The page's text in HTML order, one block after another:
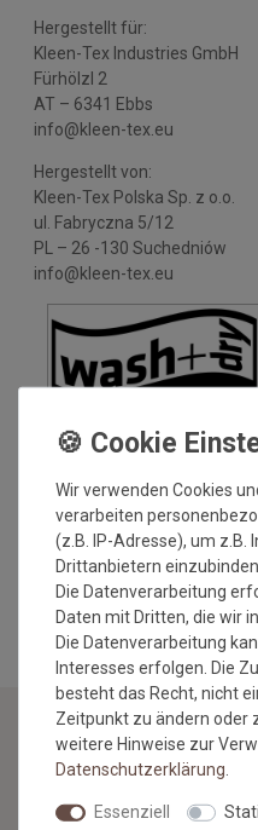
Hergestellt für:
Kleen-Tex Industries GmbH
Fürhölzl 2
AT – 6341 Ebbs
info@kleen-tex.eu
Hergestellt von:
Kleen-Tex Polska Sp. z o.o.
ul. Fabryczna 5/12
PL – 26 -130 Suchedniów
info@kleen-tex.eu
MEHR INFORMATIONEN
NEWSLETTER
Wir verwenden Cookies
verarbeiten
(z.B. IP-Adresse), um z.B.
Drittanbietern
Die Datenverarbeitung
Daten mit Dritten, die wir
Die Datenverarbeitung
Interesses erfolgen. Die
besteht das Recht, nicht
Zeitpunkt zu ändern oder
weitere Hinweise zur
Daten­schutz­erklärung
Essenziell